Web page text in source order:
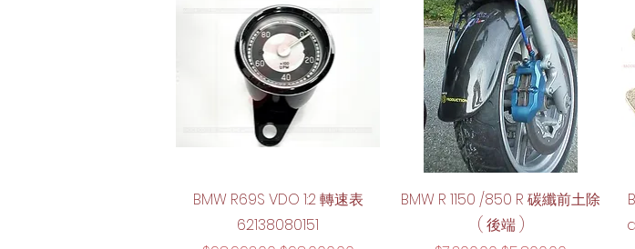
快速瀏覽
BMW R69S VDO 1:2 轉速表
62138080151
快速瀏覽
BMW R 1150 /850 R 碳纖前土除
( 後端 )